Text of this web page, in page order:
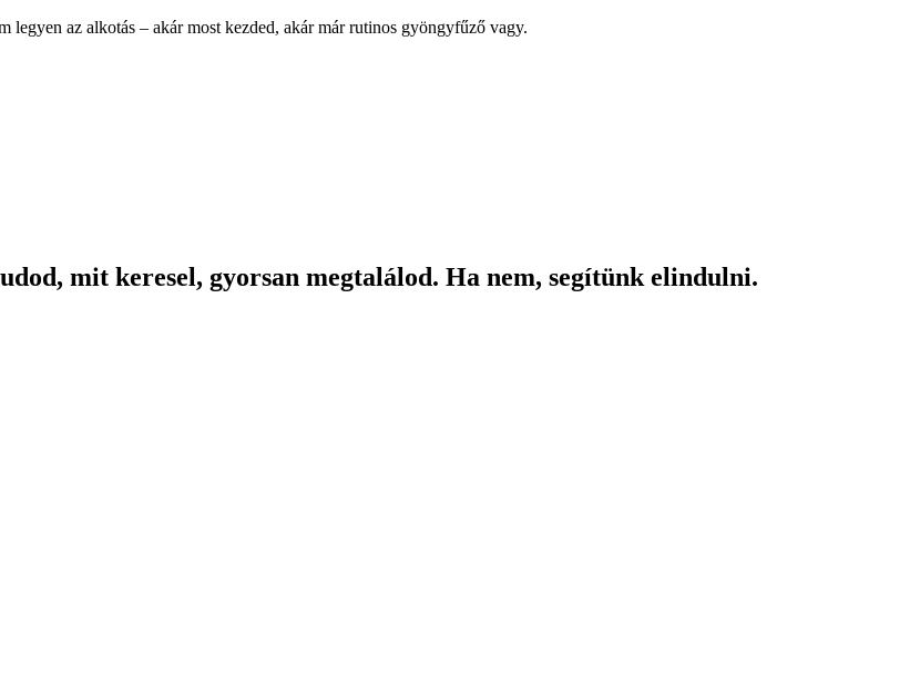
az alkotás – akár most kezded, akár már rutinos gyöngyfűző vagy.
mit keresel, gyorsan megtalálod. Ha nem, segítünk elindulni.